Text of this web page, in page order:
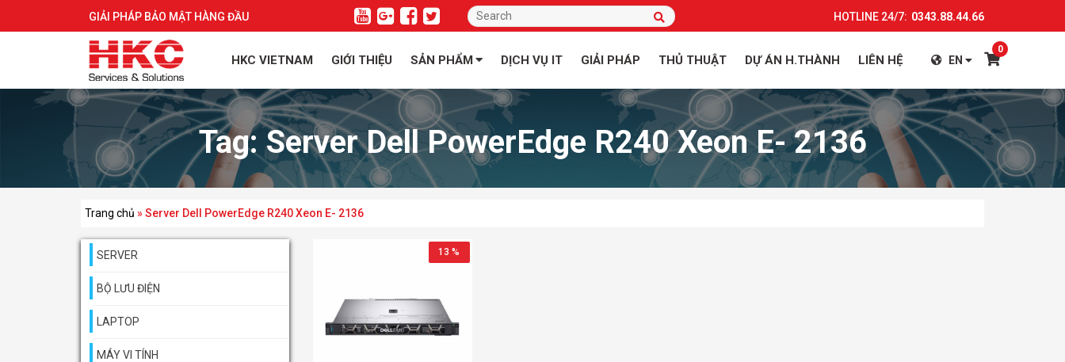
GIẢI PHÁP BẢO MẬT HÀNG ĐẦU HOTLINE 24/7: 0343.88.44.66
HKC VIETNAM GIỚI THIỆU SẢN PHẨM DỊCH VỤ IT GIẢI PHÁP THỦ THUẬT DỰ ÁN H.THÀNH LIÊN HỆ EN
0
Tag:Server Dell PowerEdge R240 Xeon E- 2136
Trang chủ »Server Dell PowerEdge R240 Xeon E- 2136
SERVER
BỘ LƯU ĐIỆN
LAPTOP
MÁY VI TÍNH
13 %